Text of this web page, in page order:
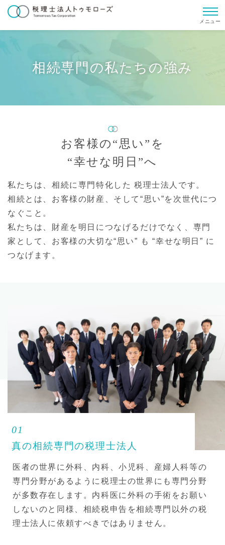
メニュー
相続専門の私たちの強み
お客様の“思い”を
“幸せな明日”へ
私たちは、相続に専門特化した 税理士法人です。
相続とは、お客様の財産、そして“思い”を次世代につ
なぐこと。
私たちは、財産を明日につなげるだけでなく、専門
家として、 お客様の大切な“思い” も “幸せな明日” に
つなげます。
01
真の相続専門の税理士法人
医者の世界に外科、内科、小児科、産婦人科等の
専門分野があるように税理士の世界にも専門分野
が多数存在します。内科医に外科の手術をお願い
しないのと同様、相続税申告を相続専門以外の税
理士法人に依頼すべきではありません。